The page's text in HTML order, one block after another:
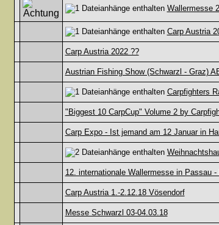
Wallermesse
Carp Austria
Carp Austria 2022 ??
Austrian Fishing Show (Schwarzl - Graz)
Carpfighters
"Biggest 10 CarpCup" Volume 2 by
Carp Expo - Ist jemand am 12 Januar in
12. internationale Wallermesse in Passau
Carp Austria 1.-2.12.18 Vösendorf
Messe Schwarzl 03-04.03.18